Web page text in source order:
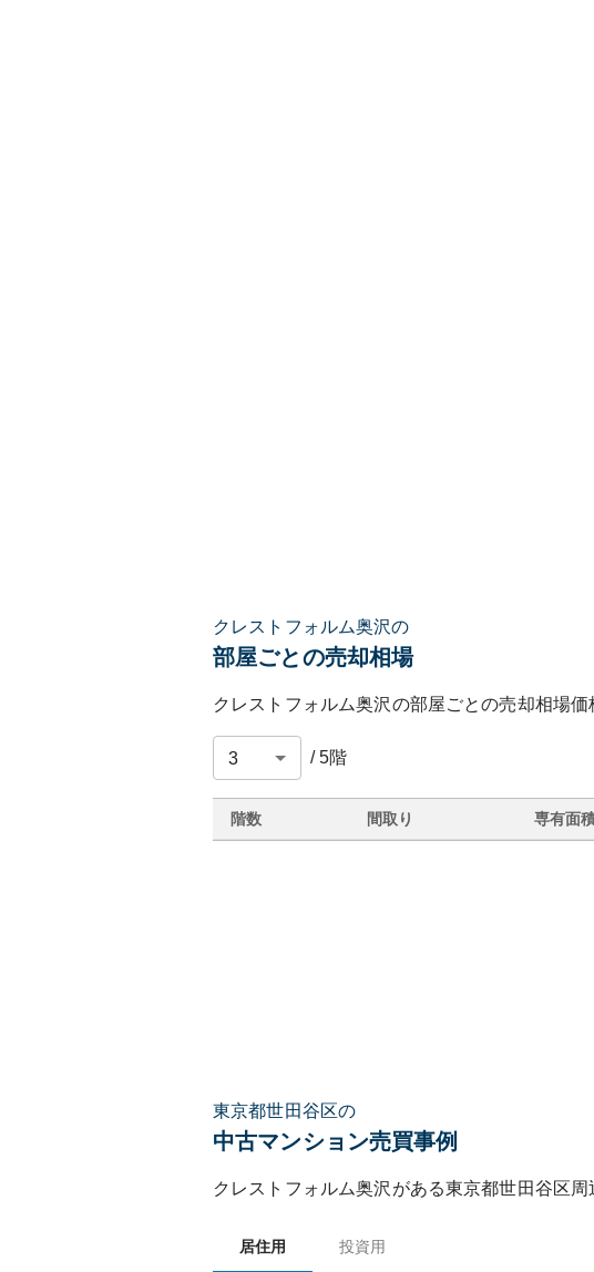
クレストフォルム奥沢の
部屋ごとの売却相場
クレストフォルム奥沢の部屋ごとの売却相場価
/5階
階数 間取り 専有面
東京都世田谷区の
中古マンション売買事例
クレストフォルム奥沢 がある東京都世田谷区周
居住用 投資用